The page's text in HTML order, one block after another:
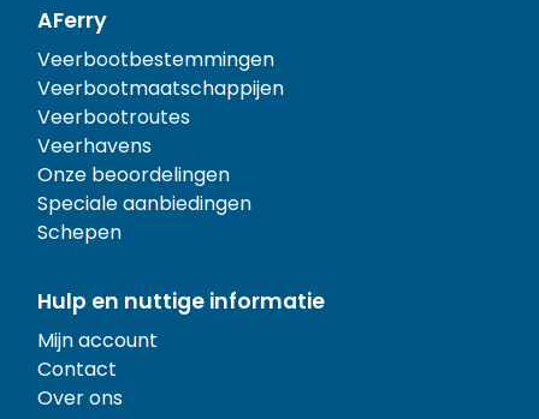
AFerry
Veerbootbestemmingen
Veerbootmaatschappijen
Veerbootroutes
Veerhavens
Onze beoordelingen
Speciale aanbiedingen
Schepen
Hulp en nuttige informatie
Mijn account
Contact
Over ons